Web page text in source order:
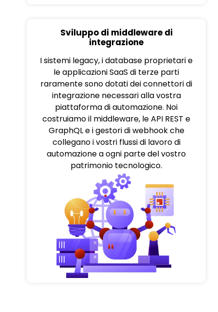
Sviluppo di middleware di
integrazione
I sistemi legacy, i database proprietari e
le applicazioni SaaS di terze parti
raramente sono dotati dei connettori di
integrazione necessari alla vostra
piattaforma di automazione. Noi
costruiamo il middleware, le API REST e
GraphQL e i gestori di webhook che
collegano i vostri flussi di lavoro di
automazione a ogni parte del vostro
patrimonio tecnologico.